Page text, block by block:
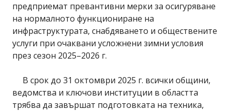
предприемат превантивни мерки за осигуряване
на нормалното функциониране на
инфраструктурата, снабдяването и обществените
услуги при очаквани усложнени зимни условия
през сезон 2025–2026 г.
В срок до 31 октомври 2025 г. всички общини,
ведомства и ключови институции в областта
трябва да завършат подготовката на техника,